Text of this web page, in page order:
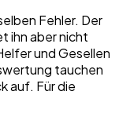
Fehler. Der
ihn aber nicht
und Gesellen
tauchen
auf. Für die